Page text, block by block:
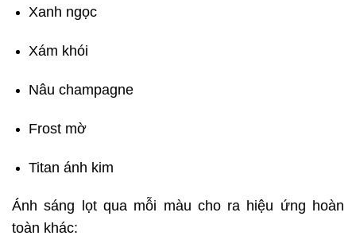
Xanh ngọc
Xám khói
Nâu champagne
Frost mờ
Titan ánh kim
Ánh sáng lọt qua mỗi màu cho ra hiệu ứng hoàn
toàn khác: